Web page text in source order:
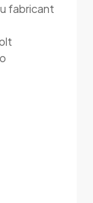
fabricant